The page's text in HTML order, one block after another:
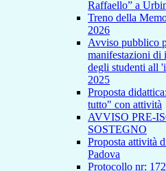
Raffaello” a
Treno della
2026
Avviso pubblico
manifestazioni di
degli studenti all
2025
Proposta
tutto" con attività
AVVISO PRE-
SOSTEGNO
Proposta attività
Padova
Protocollo nr: